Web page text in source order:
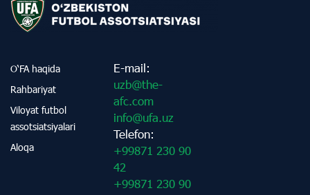
O‘FA haqida
Rahbariyat
Viloyat futbol
assotsiatsiyalari
Aloqa
E-mail:
uzb@the-
afc.com
info@ufa.uz
Telefon:
+99871 230 90
42
+99871 230 90